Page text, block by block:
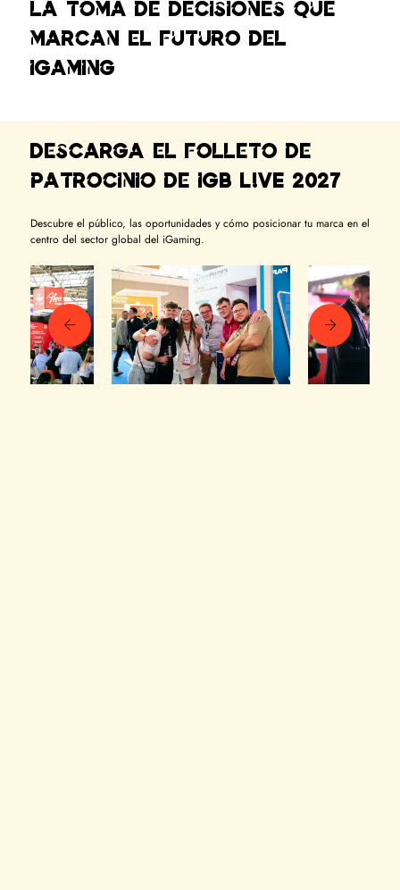
la toma de decisiones que
marcan el futuro del
iGaming
Descarga el folleto de
patrocinio de iGB L!VE 2027
Descubre el público, las oportunidades y cómo posicionar tu marca en el
centro del sector global del iGaming.